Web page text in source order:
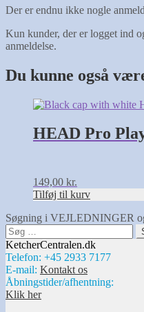
Der er endnu ikke nogle
Kun kunder, der er logget ind
anmeldelse.
Du kunne også
HEAD Pro
149,00 kr.
Tilføj til kurv
Søgning i VEJLEDNINGER
Søg
efter:
KetcherCentralen.dk
Telefon: +45 2933 7177
E-mail: Kontakt os
Åbningstider/afhentning:
Klik her